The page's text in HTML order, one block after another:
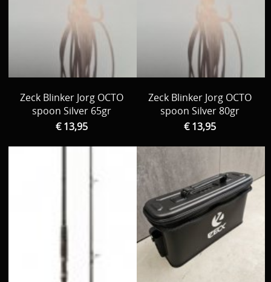
Zeck Blinker Jorg OCTO
spoon Silver 65gr
€ 13,95
Zeck Blinker Jorg OCTO
spoon Silver 80gr
€ 13,95